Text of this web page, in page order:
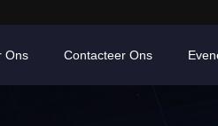
Ons Contacteer Ons